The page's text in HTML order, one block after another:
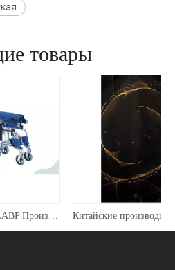
товары
Китай TAW807LABP Производители транспортных инвалидных колясок- Китайские производители TOPMEDI TAW863LAJP